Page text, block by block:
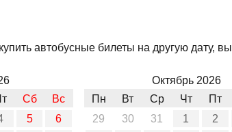
автобусные билеты на другую дату,
Сб
Вс
5
6
Октябрь 2026
Пн
Вт Ср Чт
Пт
29
30 31 1
2